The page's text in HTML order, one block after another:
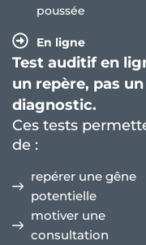
poussée
En ligne
Test auditif en
un repère, pas un
diagnostic.
Ces tests
de :
repérer une gêne
potentielle
motiver une
consultation